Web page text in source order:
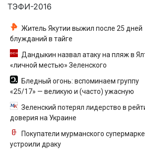
ТЭФИ-2016
Житель Якутии выжил после 25 дней
блужданий в тайге
Дандыкин назвал атаку на пляж в
«личной местью» Зеленского
Бледный огонь: вспоминаем группу
«25/17» — великую и (часто) ужасную
Зеленский потерял лидерство в
доверия на Украине
Покупатели мурманского
устроили драку